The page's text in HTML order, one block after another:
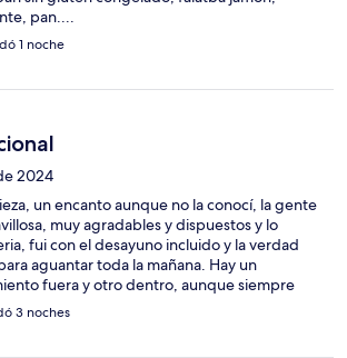
pan....
1 noche
2024
un encanto aunque no la conocí, la gente
muy agradables y dispuestos y lo
fui con el desayuno incluido y la verdad
aguantar toda la mañana. Hay un
fuera y otro dentro, aunque siempre
asi que no se como sera el interior, en
con todo
3 noches